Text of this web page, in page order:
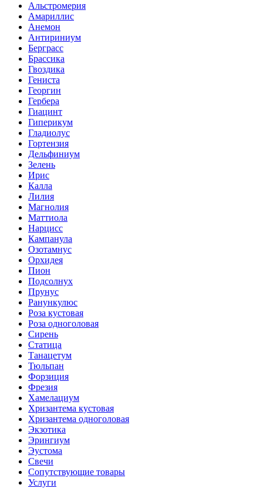
Альстромерия
Амариллис
Анемон
Антириниум
Берграсс
Брассика
Гвоздика
Гениста
Георгин
Гербера
Гиацинт
Гиперикум
Гладиолус
Гортензия
Дельфиниум
Зелень
Ирис
Калла
Лилия
Магнолия
Маттиола
Нарцисс
Кампанула
Озотамнус
Орхидея
Пион
Подсолнух
Прунус
Ранункулюс
Роза кустовая
Роза одноголовая
Сирень
Статица
Танацетум
Тюльпан
Форзиция
Фрезия
Хамелациум
Хризантема кустовая
Хризантема одноголовая
Экзотика
Эрингиум
Эустома
Свечи
Сопутствующие товары
Услуги